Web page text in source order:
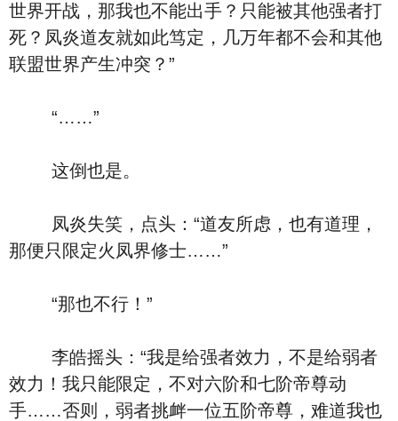
世界开战，那我也不能出手？只能被其他强者打
死？凤炎道友就如此笃定，几万年都不会和其他
联盟世界产生冲突？”
“……”
这倒也是。
凤炎失笑，点头：“道友所虑，也有道理，
那便只限定火凤界修士……”
“那也不行！”
李皓摇头：“我是给强者效力，不是给弱者
效力！我只能限定，不对六阶和七阶帝尊动
手……否则，弱者挑衅一位五阶帝尊，难道我也